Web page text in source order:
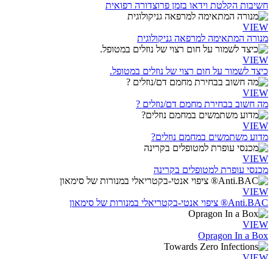
חשיבות הקלטת וידאו בזמן פרוצדורה רפואית
VIEW
מנורה המתאימה למרפאה גניקולוגית
VIEW
כיצד לשמור על חום רצוי של נוזלים במטופל.
VIEW
מה חשוב בבחירת מחמם דם/נוזלים ?
VIEW
מדוע משתמשים במחמם נוזלים?
VIEW
מכנסי עופרת למטופלים בקרינה
VIEW
Anti.BAC® ציפוי אנטי-בקטריאלי במנורות של סימאון
VIEW
Opragon In a Box